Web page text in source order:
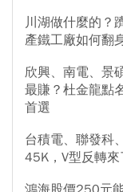
川湖做什麼的？
產鐵工廠如何翻
欣興、南電、景
最賺？杜金龍點
首選
台積電、聯發科
45K，V型反轉來